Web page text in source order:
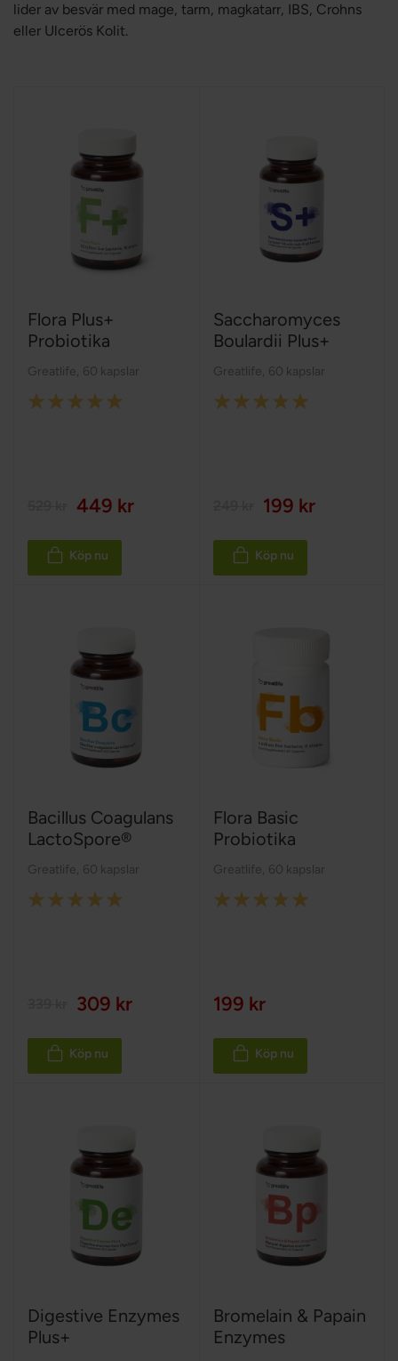
lider av besvär med mage, tarm, magkatarr, IBS, Crohns
eller Ulcerös Kolit.
Flora Plus+
Probiotika
Greatlife 60 kapslar
Rating:
449 kr
Köp nu
Saccharomyces
Boulardii Plus+
Greatlife 60 kapslar
Rating:
199 kr
Köp nu
Bacillus Coagulans
LactoSpore®
Greatlife 60 kapslar
Rating:
309 kr
Köp nu
Flora Basic
Probiotika
Greatlife 60 kapslar
Rating:
199 kr
Köp nu
Digestive Enzymes
Plus+
Bromelain & Papain
Enzymes